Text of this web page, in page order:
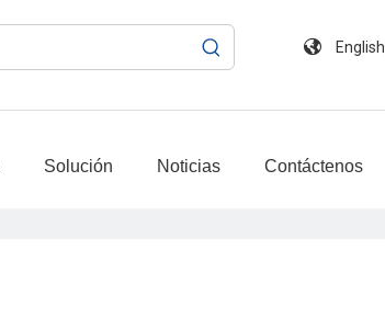
English
Solución Noticias Contáctenos